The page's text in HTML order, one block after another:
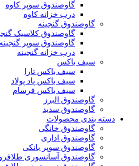
گاوصندوق سوپر کاوه
درب خزانه کاوه
گاوصندوق گنجینه
گاوصندوق کلاسیک
گاوصندوق سوپر گنجینه
درب خزانه گنجینه
سیف باکس
سیف باکس تارا
سیف باکس پاد پولاد
سیف باکس فرسام
گاوصندوق البرز
گاوصندوق سدید
دسته بندی محصولات
گاوصندوق خانگی
گاوصندوق اداری
گاوصندوق سوپر بانکی
گاوصندوق آسانسوری